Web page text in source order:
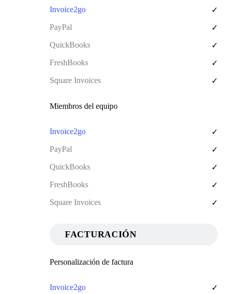
✓
✓
✓
✓
✓
Miembros del equipo
✓
✓
✓
✓
✓
FACTURACIÓN
Personalización de factura
✓